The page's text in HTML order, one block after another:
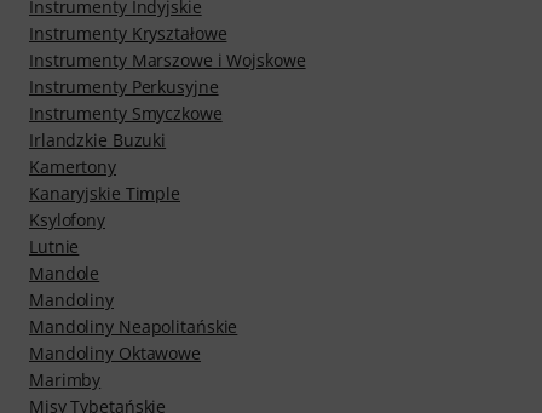
Instrumenty Indyjskie
Instrumenty Kryształowe
Instrumenty Marszowe i Wojskowe
Instrumenty Perkusyjne
Instrumenty Smyczkowe
Irlandzkie Buzuki
Kamertony
Kanaryjskie Timple
Ksylofony
Lutnie
Mandole
Mandoliny
Mandoliny Neapolitańskie
Mandoliny Oktawowe
Marimby
Misy Tybetańskie